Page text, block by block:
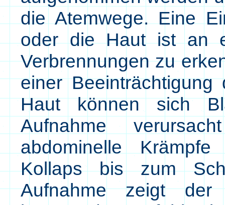
die Atemwege. Eine
oder die Haut ist an
Verbrennungen zu
einer
Haut können sich
Aufnahme
abdominelle
Kollaps bis zum
Aufnahme zeigt der